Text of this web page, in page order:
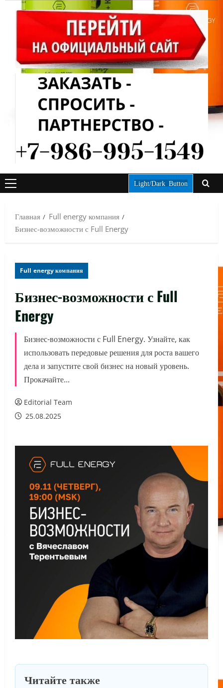
ОСНОВНОЕ
Light/Dark Button
Главная
Full energy компания
Бизнес-возможности с Full Energy
Full energy компания
Бизнес-возможности с Full
Energy
Бизнес-возможности с Full Energy. Узнайте, как
использовать передовые решения для роста вашего
дела и запустите свой бизнес на новый уровень.
Прокачайте...
Editorial Team
25.08.2025
Читайте также